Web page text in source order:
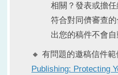
相關？發表或擔
符合對同儕審查
出您的稿件不會自
🔸 有問題的邀稿信件範
Publishing: Protecting